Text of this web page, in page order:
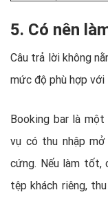
5. Có nên
Câu trả lời không
mức độ phù hợp với
Booking bar là
vụ có thu nhập
cứng. Nếu làm tốt,
tệp khách riêng,